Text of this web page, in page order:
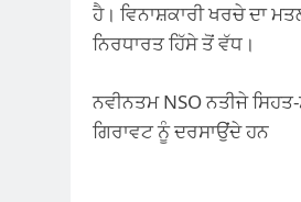
ਹੈ। ਵਿਨਾਸ਼ਕਾਰੀ ਖਰਚੇ ਦਾ
ਨਿਰਧਾਰਤ ਹਿੱਸੇ ਤੋਂ ਵੱਧ।
ਨਵੀਨਤਮ NSO ਨਤੀਜੇ
ਗਿਰਾਵਟ ਨੂੰ ਦਰਸਾਉਂਦੇ ਹਨ